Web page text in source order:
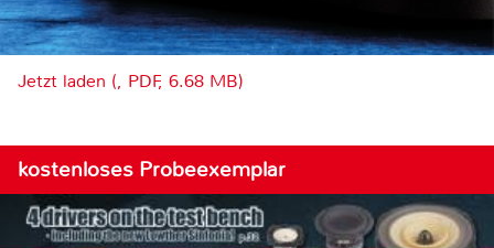
Jetzt laden (, PDF, 6.68 MB)
kostenloses Probeexemplar